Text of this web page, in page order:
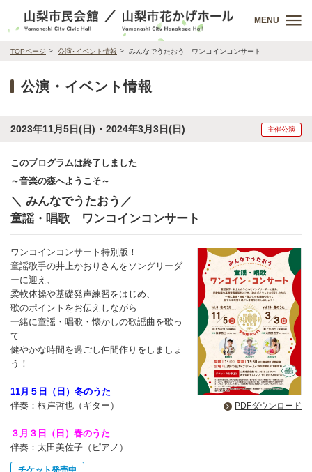
MENU
TOPページ 公演･イベント情報 みんなでうたおう ワンコインコンサート
公演・イベント情報
2023年11月5日(日) ･ 2024年3月3日(日) 主催公演
このプログラムは終了しました
～音楽の森へようこそ～
＼ みんなでうたおう／
童謡・唱歌 ワンコインコンサート
ワンコインコンサート特別版！
童謡歌手の井上かおりさんをソングリーダ
ーに迎え、
柔軟体操や基礎発声練習をはじめ、
歌のポイントをお伝えしながら
一緒に童謡・唱歌・懐かしの歌謡曲を歌っ
て
健やかな時間を過ごし仲間作りをしましょ
う！
11月５日（日）冬のうた
伴奏：根岸哲也（ギター）
３月３日（日）春のうた
伴奏：太田美佐子（ピアノ）
チケット発売中
PDFダウンロード